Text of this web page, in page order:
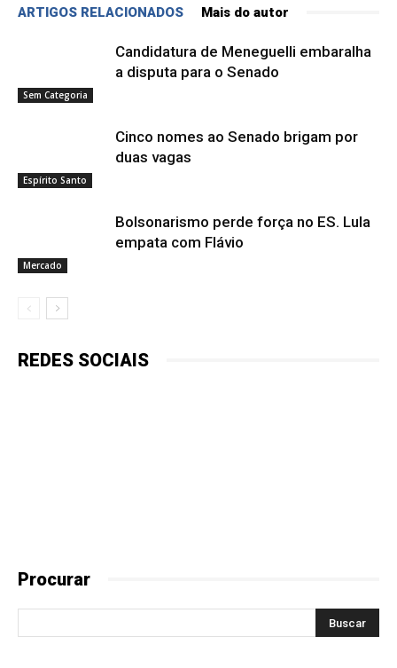
ARTIGOS RELACIONADOS Mais do autor
Sem Categoria
Candidatura de Meneguelli embaralha
a disputa para o Senado
Espírito Santo
Cinco nomes ao Senado brigam por
duas vagas
Mercado
Bolsonarismo perde força no ES. Lula
empata com Flávio
REDES SOCIAIS
Procurar